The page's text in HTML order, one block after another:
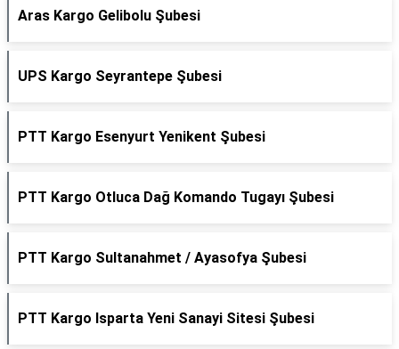
Aras Kargo Gelibolu Şubesi
UPS Kargo Seyrantepe Şubesi
PTT Kargo Esenyurt Yenikent Şubesi
PTT Kargo Otluca Dağ Komando Tugayı Şubesi
PTT Kargo Sultanahmet / Ayasofya Şubesi
PTT Kargo Isparta Yeni Sanayi Sitesi Şubesi